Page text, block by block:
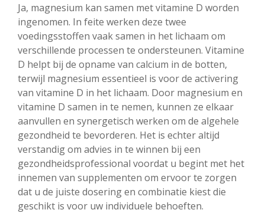
Ja, magnesium kan samen met vitamine D worden
ingenomen. In feite werken deze twee
voedingsstoffen vaak samen in het lichaam om
verschillende processen te ondersteunen. Vitamine
D helpt bij de opname van calcium in de botten,
terwijl magnesium essentieel is voor de activering
van vitamine D in het lichaam. Door magnesium en
vitamine D samen in te nemen, kunnen ze elkaar
aanvullen en synergetisch werken om de algehele
gezondheid te bevorderen. Het is echter altijd
verstandig om advies in te winnen bij een
gezondheidsprofessional voordat u begint met het
innemen van supplementen om ervoor te zorgen
dat u de juiste dosering en combinatie kiest die
geschikt is voor uw individuele behoeften.